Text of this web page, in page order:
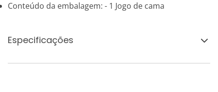
Conteúdo da embalagem: - 1 Jogo de cama
Especificações